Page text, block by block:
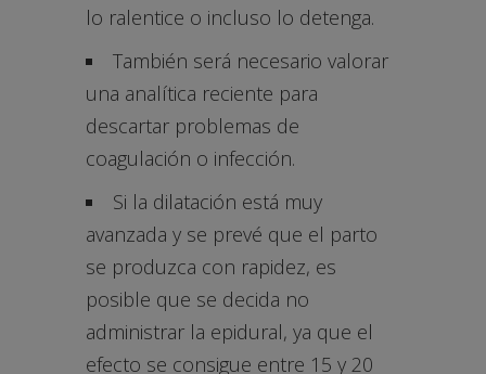
lo ralentice o incluso lo detenga.
También será necesario valorar
una analítica reciente para
descartar problemas de
coagulación o infección.
Si la dilatación está muy
avanzada y se prevé que el parto
se produzca con rapidez, es
posible que se decida no
administrar la epidural, ya que el
efecto se consigue entre 15 y 20